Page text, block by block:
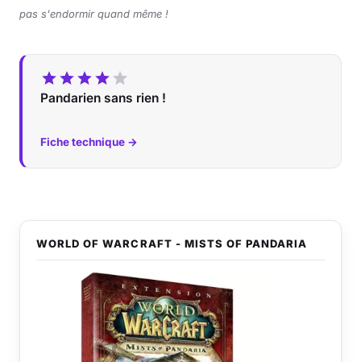
pas s'endormir quand même !
Pandarien sans rien !
Fiche technique →
WORLD OF WARCRAFT - MISTS OF PANDARIA